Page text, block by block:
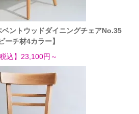
ントウッドダイニングチェアNo.35
ーチ材4カラー】
税込】23,100円～